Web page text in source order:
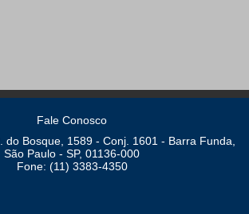
Fale Conosco
do Bosque, 1589 - Conj. 1601 - Barra Funda,
São Paulo - SP, 01136-000
Fone: (11) 3383-4350